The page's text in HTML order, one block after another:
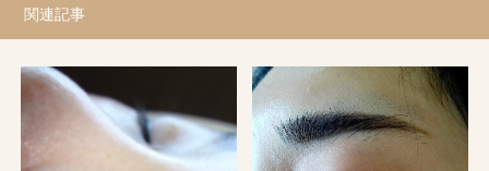
関連記事